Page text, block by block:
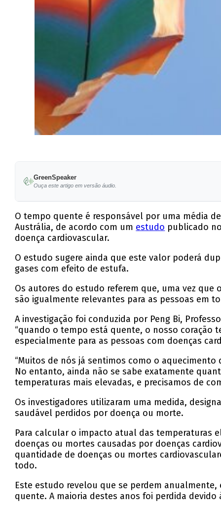
GreenSpeaker
Ouça este artigo em versão áudio.
O tempo quente é responsável por uma média
Austrália, de acordo com um estudo publicado
doença cardiovascular.
O estudo sugere ainda que este valor poderá
gases com efeito de estufa.
Os autores do estudo referem que, uma vez
são igualmente relevantes para as pessoas em
A investigação foi conduzida por Peng Bi,
“quando o tempo está quente, o nosso coração
especialmente para as pessoas com doenças
“Muitos de nós já sentimos como o
No entanto, ainda não se sabe exatamente
temperaturas mais elevadas, e precisamos de
Os investigadores utilizaram uma medida,
saudável perdidos por doença ou morte.
Para calcular o impacto atual das temperaturas
doenças ou mortes causadas por doenças
quantidade de doenças ou mortes
todo.
Este estudo revelou que se perdem
quente. A maioria destes anos foi perdida devido